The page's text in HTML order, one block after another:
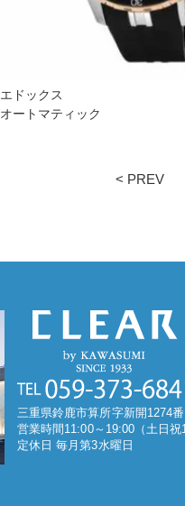
エドックス
オートマティック
< PREV
三重県鈴鹿市算所字新開1274番
営業時間11:00～19:00（土日祝
定休日 毎月第3水曜日